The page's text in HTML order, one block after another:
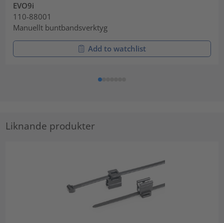
EVO9i
110-88001
Manuellt buntbandsverktyg
Add to watchlist
Liknande produkter